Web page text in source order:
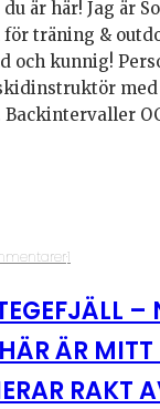
är här! Jag är
träning &
och kunnig!
·1
–
ÄR
RAKT